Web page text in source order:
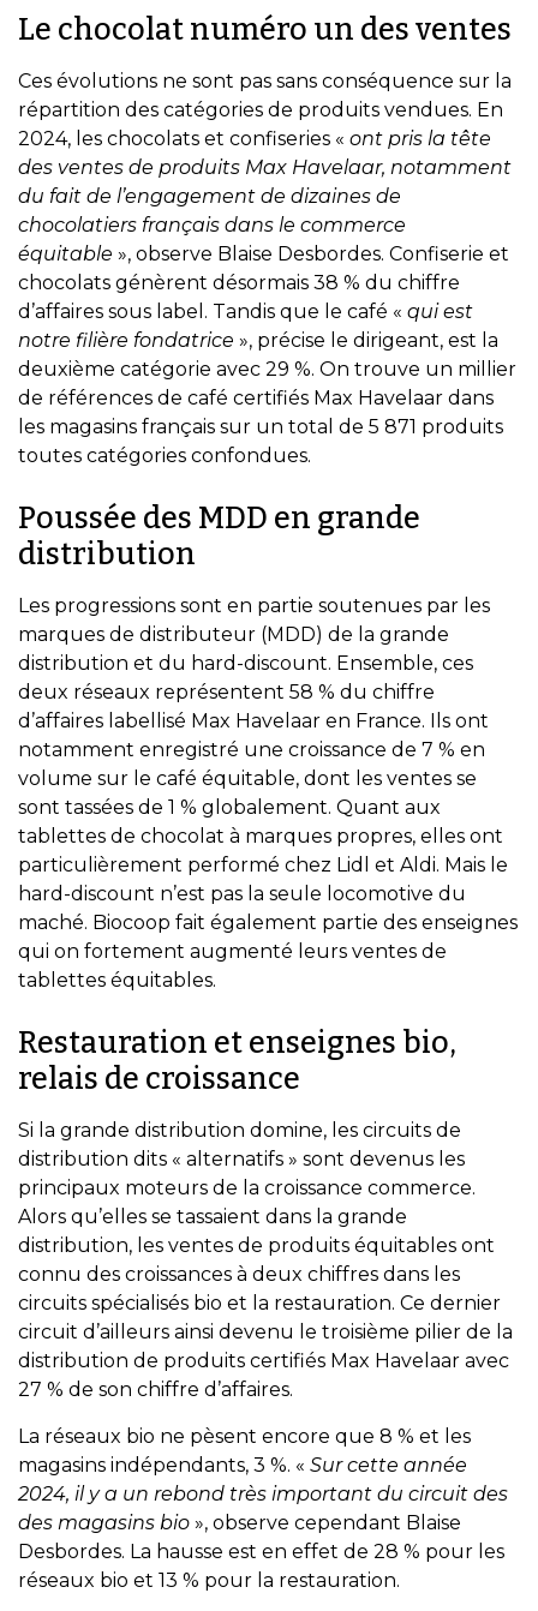
Le chocolat numéro un des ventes
​Ces évolutions ne sont pas sans conséquence sur la
répartition des catégories de produits vendues. En
2024, les chocolats et confiseries « ont pris la tête
des ventes de produits Max Havelaar, notamment
du fait de l’engagement de dizaines de
chocolatiers français dans le commerce
équitable », observe Blaise Desbordes. Confiserie et
chocolats génèrent désormais 38 % du chiffre
d’affaires sous label. Tandis que le café « qui est
notre filière fondatrice », précise le dirigeant, est la
deuxième catégorie avec 29 %. On trouve un millier
de références de café certifiés Max Havelaar dans
les magasins français sur un total de 5 871 produits
toutes catégories confondues.
Poussée des MDD en grande
distribution
Les progressions sont en partie soutenues par les
marques de distributeur (MDD) de la grande
distribution et du hard-discount. Ensemble, ces
deux réseaux représentent 58 % du chiffre
d’affaires labellisé Max Havelaar en France. Ils ont
notamment enregistré une croissance de 7 % en
volume sur le café équitable, dont les ventes se
sont tassées de 1 % globalement. Quant aux
tablettes de chocolat à marques propres, elles ont
particulièrement performé chez Lidl et Aldi. Mais le
hard-discount n’est pas la seule locomotive du
maché. Biocoop fait également partie des enseignes
qui on fortement augmenté leurs ventes de
tablettes équitables.
Restauration et enseignes bio,
relais de croissance
Si la grande distribution domine, les circuits de
distribution dits « alternatifs » sont devenus les
principaux moteurs de la croissance commerce.
Alors qu’elles se tassaient dans la grande
distribution, les ventes de produits équitables ont
connu des croissances à deux chiffres dans les
circuits spécialisés bio et la restauration. Ce dernier
circuit d’ailleurs ainsi devenu le troisième pilier de la
distribution de produits certifiés Max Havelaar avec
27 % de son chiffre d’affaires.
La réseaux bio ne pèsent encore que 8 % et les
magasins indépendants, 3 %. « Sur cette année
2024, il y a un rebond très important du circuit des
des magasins bio », observe cependant Blaise
Desbordes. La hausse est en effet de 28 % pour les
réseaux bio et 13 % pour la restauration. ​